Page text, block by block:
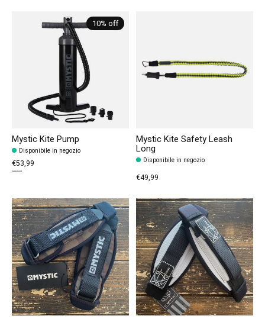
10% off
Mystic Kite Pump
Disponibile in negozio
€53,99
€59,99
Mystic Kite Safety Leash
Long
Disponibile in negozio
€49,99